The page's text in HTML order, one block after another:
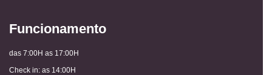
Funcionamento
das 7:00H as 17:00H
Check in: as 14:00H